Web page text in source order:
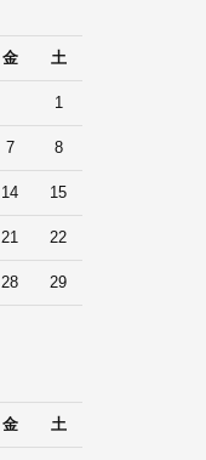
金 土
1
7 8
14 15
21 22
28 29
金 土